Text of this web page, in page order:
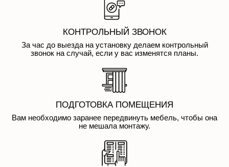
КОНТРОЛЬНЫЙ ЗВОНОК
За час до выезда на установку делаем контрольный
звонок на случай, если у вас изменятся планы.
ПОДГОТОВКА ПОМЕЩЕНИЯ
Вам необходимо заранее передвинуть мебель, чтобы она
не мешала монтажу.